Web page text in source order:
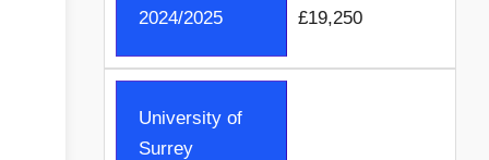
2024/2025 £19,250
University of
Surrey